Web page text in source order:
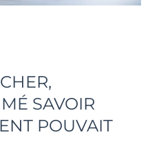
SAVOIR
POUVAIT